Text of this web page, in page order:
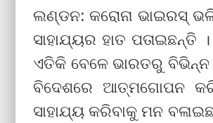
ଲଣ୍ଡନ: କରୋନା ଭାଇରସ୍ ଭଳି
ସାହାଯ୍ୟର ହାତ
ଏତିକି ବେଳେ ଭାରତରୁ
ବିଦେଶରେ ଆତ୍ମଗୋପନ
ସାହାଯ୍ୟ କରିବାକୁ ମନ